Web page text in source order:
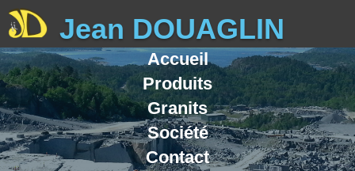
Jean DOUAGLIN
Fabricant
Accueil
Produits
Granits
Société
Contact